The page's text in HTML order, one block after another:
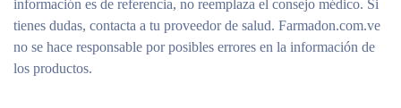
información es de referencia, no reemplaza el consejo médico. Si
tienes dudas, contacta a tu proveedor de salud. Farmadon.com.ve
no se hace responsable por posibles errores en la información de
los productos.